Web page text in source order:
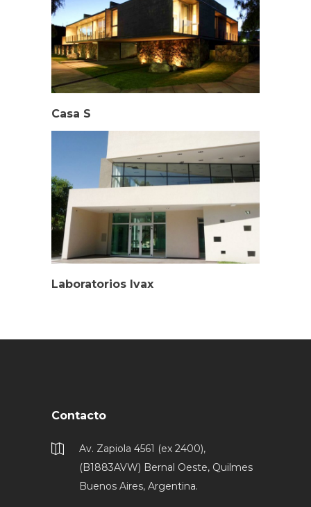
Casa S
Laboratorios Ivax
Contacto
Av. Zapiola 4561 (ex 2400),
(B1883AVW) Bernal Oeste, Quilmes
Buenos Aires, Argentina.